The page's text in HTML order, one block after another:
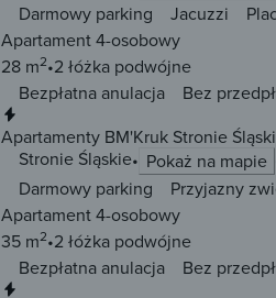
Darmowy parking Jacuzzi
Apartament 4-osobowy
28 m2 2 łóżka podwójne
Bezpłatna anulacja
Bez
Apartamenty BM'Kruk Stronie
Stronie Śląskie
Pokaż na mapie
Darmowy parking Przyjazny
Apartament 4-osobowy
35 m2 2 łóżka podwójne
Bezpłatna anulacja
Bez